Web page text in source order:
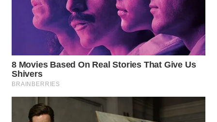
WN
KARO
SIMALUNGUN
WN
WN